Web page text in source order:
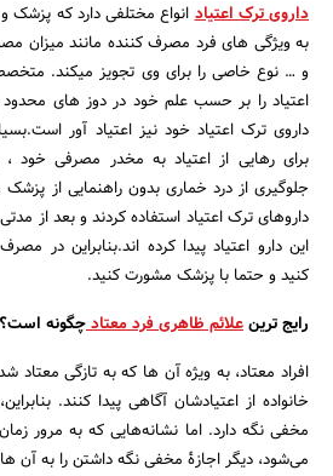
داروی ترک اعتیادانواع مختلفی دارد که
به ویژگی های فرد مصرف کننده مانند
و … نوع خاصی را برای وی تجویز میکند.
اعتیاد را بر حسب علم خود در دوز های محدود
داروی ترک اعتیاد خود نیز اعتیاد آور
برای رهایی از اعتیاد به مخدر مصرفی خود
جلوگیری از درد خماری بدون راهنمایی از پزشک
داروهای ترک اعتیاد استفاده کردند و بعد از
این دارو اعتیاد پیدا کرده اند.بنابراین در
کنید و حتما با پزشک مشورت کنید.
رایج ترینعلائم ظاهری فرد معتادچگونه است؟
افراد معتاد، به ویژه آن ها که به تازگی معتاد
خانواده از اعتیادشان آگاهی پیدا کنند.
مخفی نگه دارد. اما نشانه‌هایی که به مرور
می‌شود، دیگر اجازۀ مخفی نگه داشتن را به آن